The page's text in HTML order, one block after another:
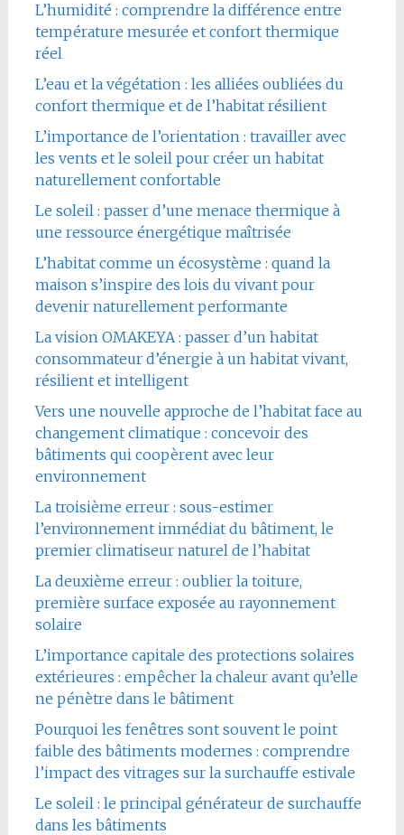
L’humidité : comprendre la différence entre
température mesurée et confort thermique
réel
L’eau et la végétation : les alliées oubliées du
confort thermique et de l’habitat résilient
L’importance de l’orientation : travailler avec
les vents et le soleil pour créer un habitat
naturellement confortable
Le soleil : passer d’une menace thermique à
une ressource énergétique maîtrisée
L’habitat comme un écosystème : quand la
maison s’inspire des lois du vivant pour
devenir naturellement performante
La vision OMAKEYA : passer d’un habitat
consommateur d’énergie à un habitat vivant,
résilient et intelligent
Vers une nouvelle approche de l’habitat face au
changement climatique : concevoir des
bâtiments qui coopèrent avec leur
environnement
La troisième erreur : sous-estimer
l’environnement immédiat du bâtiment, le
premier climatiseur naturel de l’habitat
La deuxième erreur : oublier la toiture,
première surface exposée au rayonnement
solaire
L’importance capitale des protections solaires
extérieures : empêcher la chaleur avant qu’elle
ne pénètre dans le bâtiment
Pourquoi les fenêtres sont souvent le point
faible des bâtiments modernes : comprendre
l’impact des vitrages sur la surchauffe estivale
Le soleil : le principal générateur de surchauffe
dans les bâtiments